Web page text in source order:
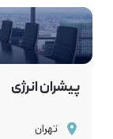
پیشران انرژی
تهران